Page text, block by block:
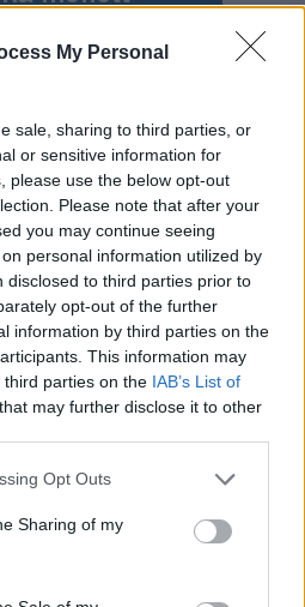
My Personal
sale, sharing to third parties, or
or sensitive information for
please use the below opt-out
Please note that after your
you may continue seeing
personal information utilized by
disclosed to third parties prior to
opt-out of the further
information by third parties on the
This information may
parties on the IAB’s List of
that may further disclose it to other
app uses one or more Google
behaviour. You may click to
and its third-party tags to
purposes in below Google
Opt Outs
Sharing of my
feliratkozás
Adja
a GDPR-szabályzatot
Csak egy kattintás, és hírlevelünk a
tartalmakkal hétről hétre
24 cikke
rendőrök vitték el a mezőtúri